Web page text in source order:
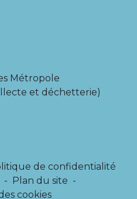
Métropole
et déchetterie)
de confidentialité
- Plan du site -
cookies